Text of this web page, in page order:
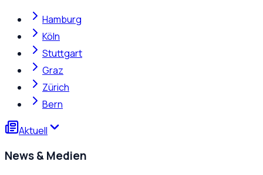
Hamburg
Köln
Stuttgart
Graz
Zürich
Bern
Aktuell
News & Medien